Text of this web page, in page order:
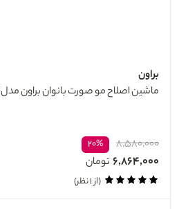
براون
ماشین اصلاح مو صورت بانوان براون مدل FS1000 (سفارش اروپا)
۸,۵۸۰,۰۰۰ ۲۰%
۶,۸۶۴,۰۰۰ تومان
(از ۱ نظر)